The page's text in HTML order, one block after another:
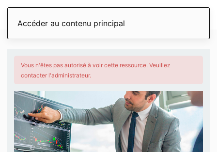
Accéder au contenu principal
Vous n'êtes pas autorisé à voir cette ressource. Veuillez
contacter l'administrateur.